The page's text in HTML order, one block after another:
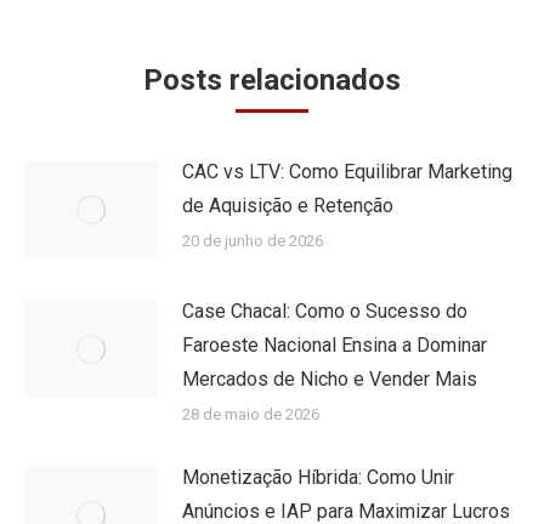
Posts relacionados
CAC vs LTV: Como Equilibrar Marketing
de Aquisição e Retenção
20 de junho de 2026
Case Chacal: Como o Sucesso do
Faroeste Nacional Ensina a Dominar
Mercados de Nicho e Vender Mais
28 de maio de 2026
Monetização Híbrida: Como Unir
Anúncios e IAP para Maximizar Lucros